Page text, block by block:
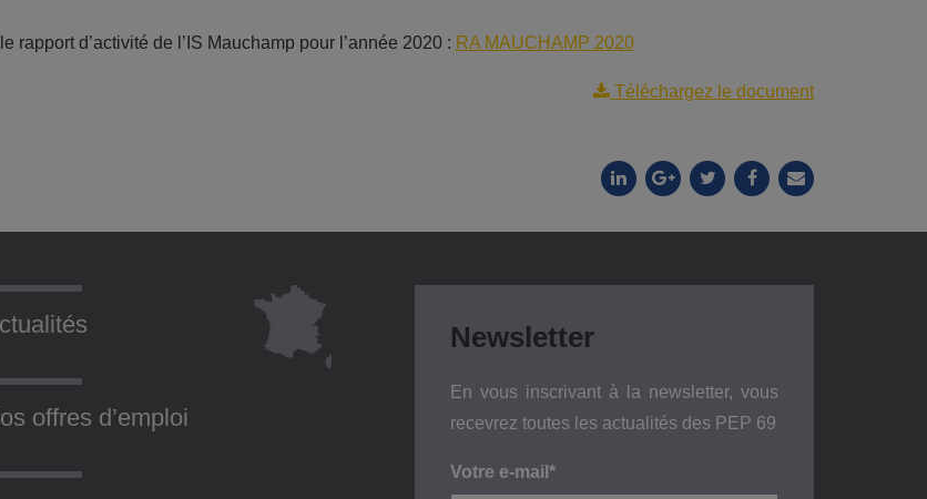
rapport d’activité de l’IS Mauchamp pour l’année 2020 : RA MAUCHAMP 2020
Téléchargez le document
offres d’emploi
Newsletter
En vous inscrivant à la newsletter, vous
recevrez toutes les actualités des PEP 69
Votre e-mail*